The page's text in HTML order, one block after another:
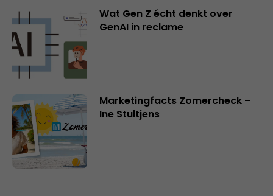
Wat Gen Z écht denkt over
GenAI in reclame
Marketingfacts Zomercheck –
Ine Stultjens